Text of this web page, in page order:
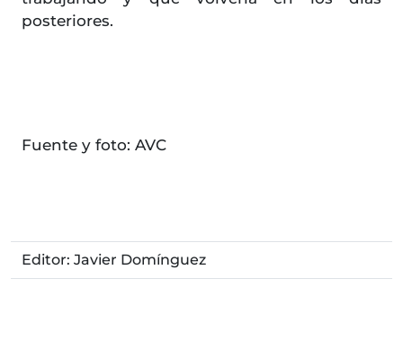
posteriores.
Fuente y foto: AVC
Editor: Javier Domínguez